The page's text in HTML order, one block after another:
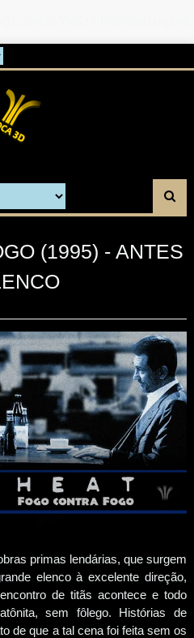
(1995) - ANTES
primas lendárias, que surgem
elenco à excelente direção,
de titãs acontece e todo
sem fôlego. Histórias de
de que a tal cena foi feita sem os